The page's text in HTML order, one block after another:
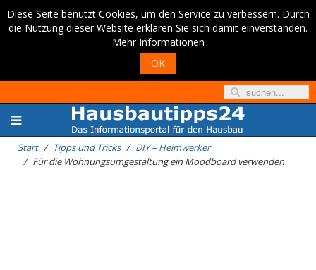
Diese Seite benutzt Cookies, um den Service zu verbessern. Durch
die Nutzung dieser Website erklären Sie sich damit einverstanden.
Mehr Informationen
OK
Start Tipps und Tricks
DIY – Heimwerker
Für die Wohnungsumgestaltung ein Moodboard verwenden